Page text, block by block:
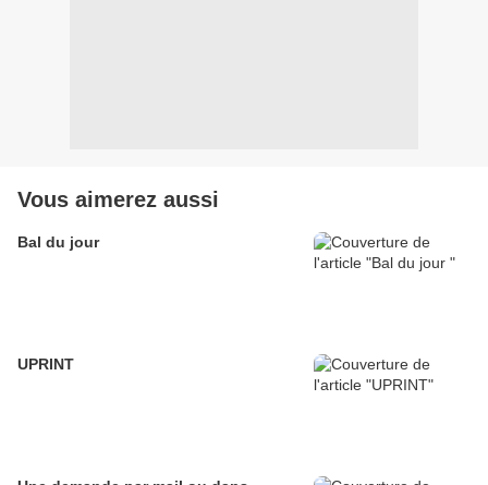
Vous aimerez aussi
Bal du jour
UPRINT